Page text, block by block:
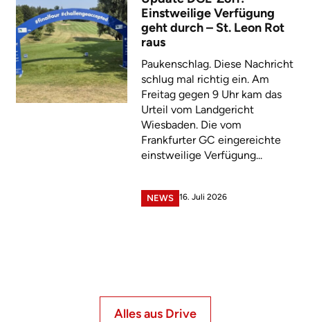
Einstweilige Verfügung
geht durch – St. Leon Rot
raus
Paukenschlag. Diese Nachricht
schlug mal richtig ein. Am
Freitag gegen 9 Uhr kam das
Urteil vom Landgericht
Wiesbaden. Die vom
Frankfurter GC eingereichte
einstweilige Verfügung...
NEWS 16. Juli 2026
Alles aus Drive